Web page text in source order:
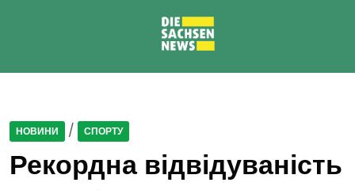
НОВИНИ / СПОРТУ
Рекордна відвідуваність